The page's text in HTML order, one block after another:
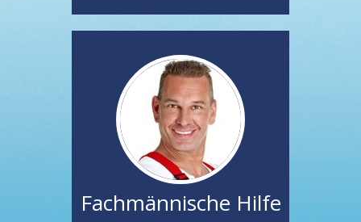
Fachmännische Hilfe